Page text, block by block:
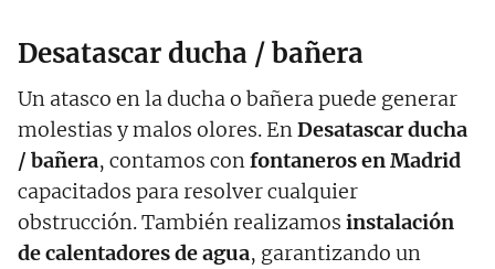
Desatascar ducha / bañera
Un atasco en la ducha o bañera puede generar
molestias y malos olores. EnDesatascar ducha
/ bañera, contamos confontaneros en Madrid
capacitados para resolver cualquier
obstrucción. También realizamos instalación
de calentadores de agua, garantizando un